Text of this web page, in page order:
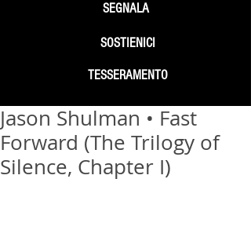
SEGNALA
SOSTIENICI
TESSERAMENTO
Jason Shulman • Fast
Forward (The Trilogy of
Silence, Chapter I)